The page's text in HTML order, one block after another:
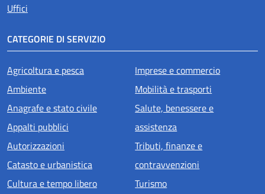
Uffici
CATEGORIE DI SERVIZIO
Agricoltura e pesca
Ambiente
Anagrafe e stato civile
Appalti pubblici
Autorizzazioni
Catasto e urbanistica
Cultura e tempo libero
Imprese e commercio
Mobilità e trasporti
Salute, benessere e
assistenza
Tributi, finanze e
contravvenzioni
Turismo